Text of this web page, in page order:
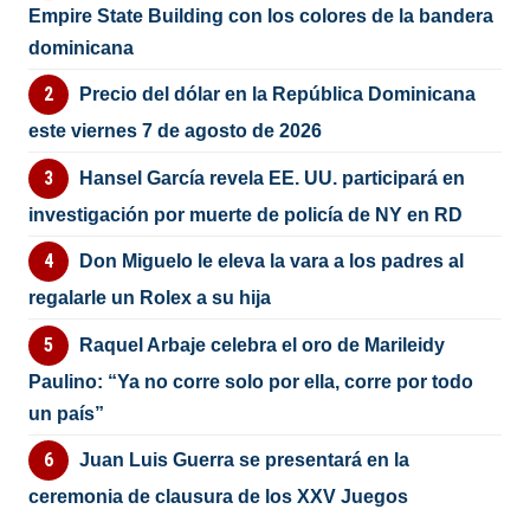
Empire State Building con los colores de la bandera
dominicana
Precio del dólar en la República Dominicana
este viernes 7 de agosto de 2026
Hansel García revela EE. UU. participará en
investigación por muerte de policía de NY en RD
Don Miguelo le eleva la vara a los padres al
regalarle un Rolex a su hija
Raquel Arbaje celebra el oro de Marileidy
Paulino: “Ya no corre solo por ella, corre por todo
un país”
Juan Luis Guerra se presentará en la
ceremonia de clausura de los XXV Juegos